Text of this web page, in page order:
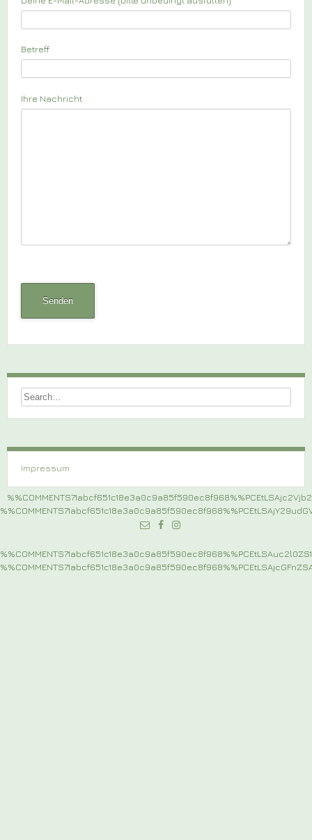
Betreff
Ihre Nachricht
Impressum